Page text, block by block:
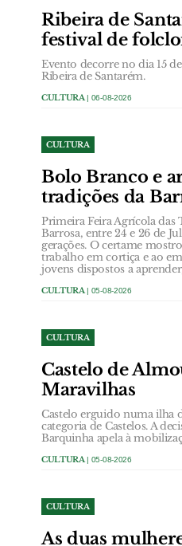
Ribeira de
festival de
Evento decorre no dia 15
Ribeira de Santarém.
CULTURA | 06-08-2026
CULTURA
Bolo Branco e
tradições da
Primeira Feira Agrícola das
Barrosa, entre 24 e 26 de
gerações. O certame
trabalho em cortiça e ao
jovens dispostos a
CULTURA | 05-08-2026
CULTURA
Castelo de
Maravilhas
Castelo erguido numa ilha
categoria de Castelos. A
Barquinha apela à
CULTURA | 05-08-2026
CULTURA
As duas